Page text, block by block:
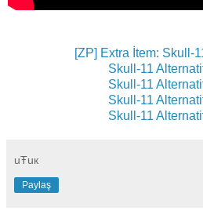
[ZP] Extra İtem: Skull-
Skull-11
Skull-11
Skull-11
Skull-11
uŦuк
Paylaş